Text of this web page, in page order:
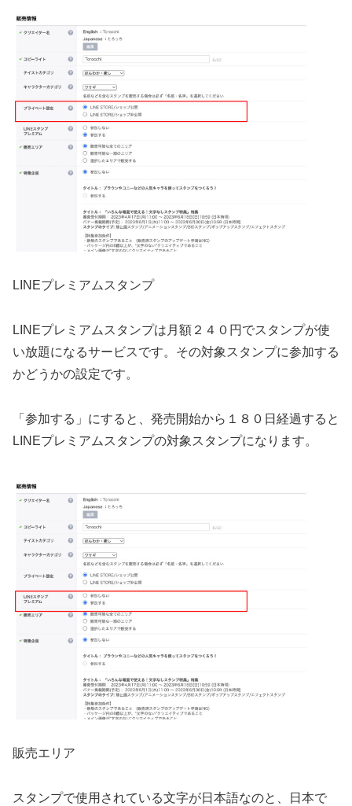
LINEプレミアムスタンプ
LINEプレミアムスタンプは月額２４０円でスタンプが使
い放題になるサービスです。その対象スタンプに参加する
かどうかの設定です。
「参加する」にすると、発売開始から１８０日経過すると
LINEプレミアムスタンプの対象スタンプになります。
販売エリア
スタンプで使用されている文字が日本語なのと、日本で